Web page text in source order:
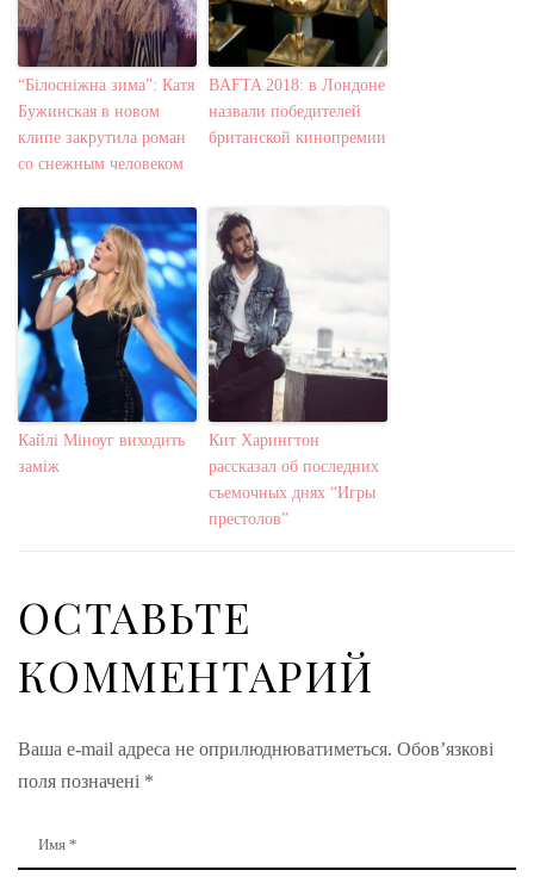
“Білосніжна зима”: Катя
Бужинская в новом
клипе закрутила роман
со снежным человеком
BAFTA 2018: в Лондоне
назвали победителей
британской кинопремии
Кайлі Міноуг виходить
заміж
Кит Харингтон
рассказал об последних
съемочных днях “Игры
престолов”
ОСТАВЬТЕ
КОММЕНТАРИЙ
Ваша e-mail адреса не оприлюднюватиметься. Обов’язкові
поля позначені *